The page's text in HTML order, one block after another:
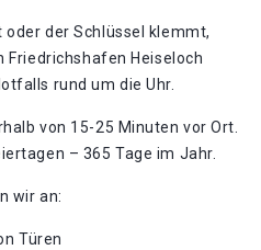
oder der Schlüssel klemmt,
Friedrichshafen Heiseloch
rund um die Uhr.
von 15-25 Minuten vor Ort.
– 365 Tage im Jahr.
wir an:
Türen